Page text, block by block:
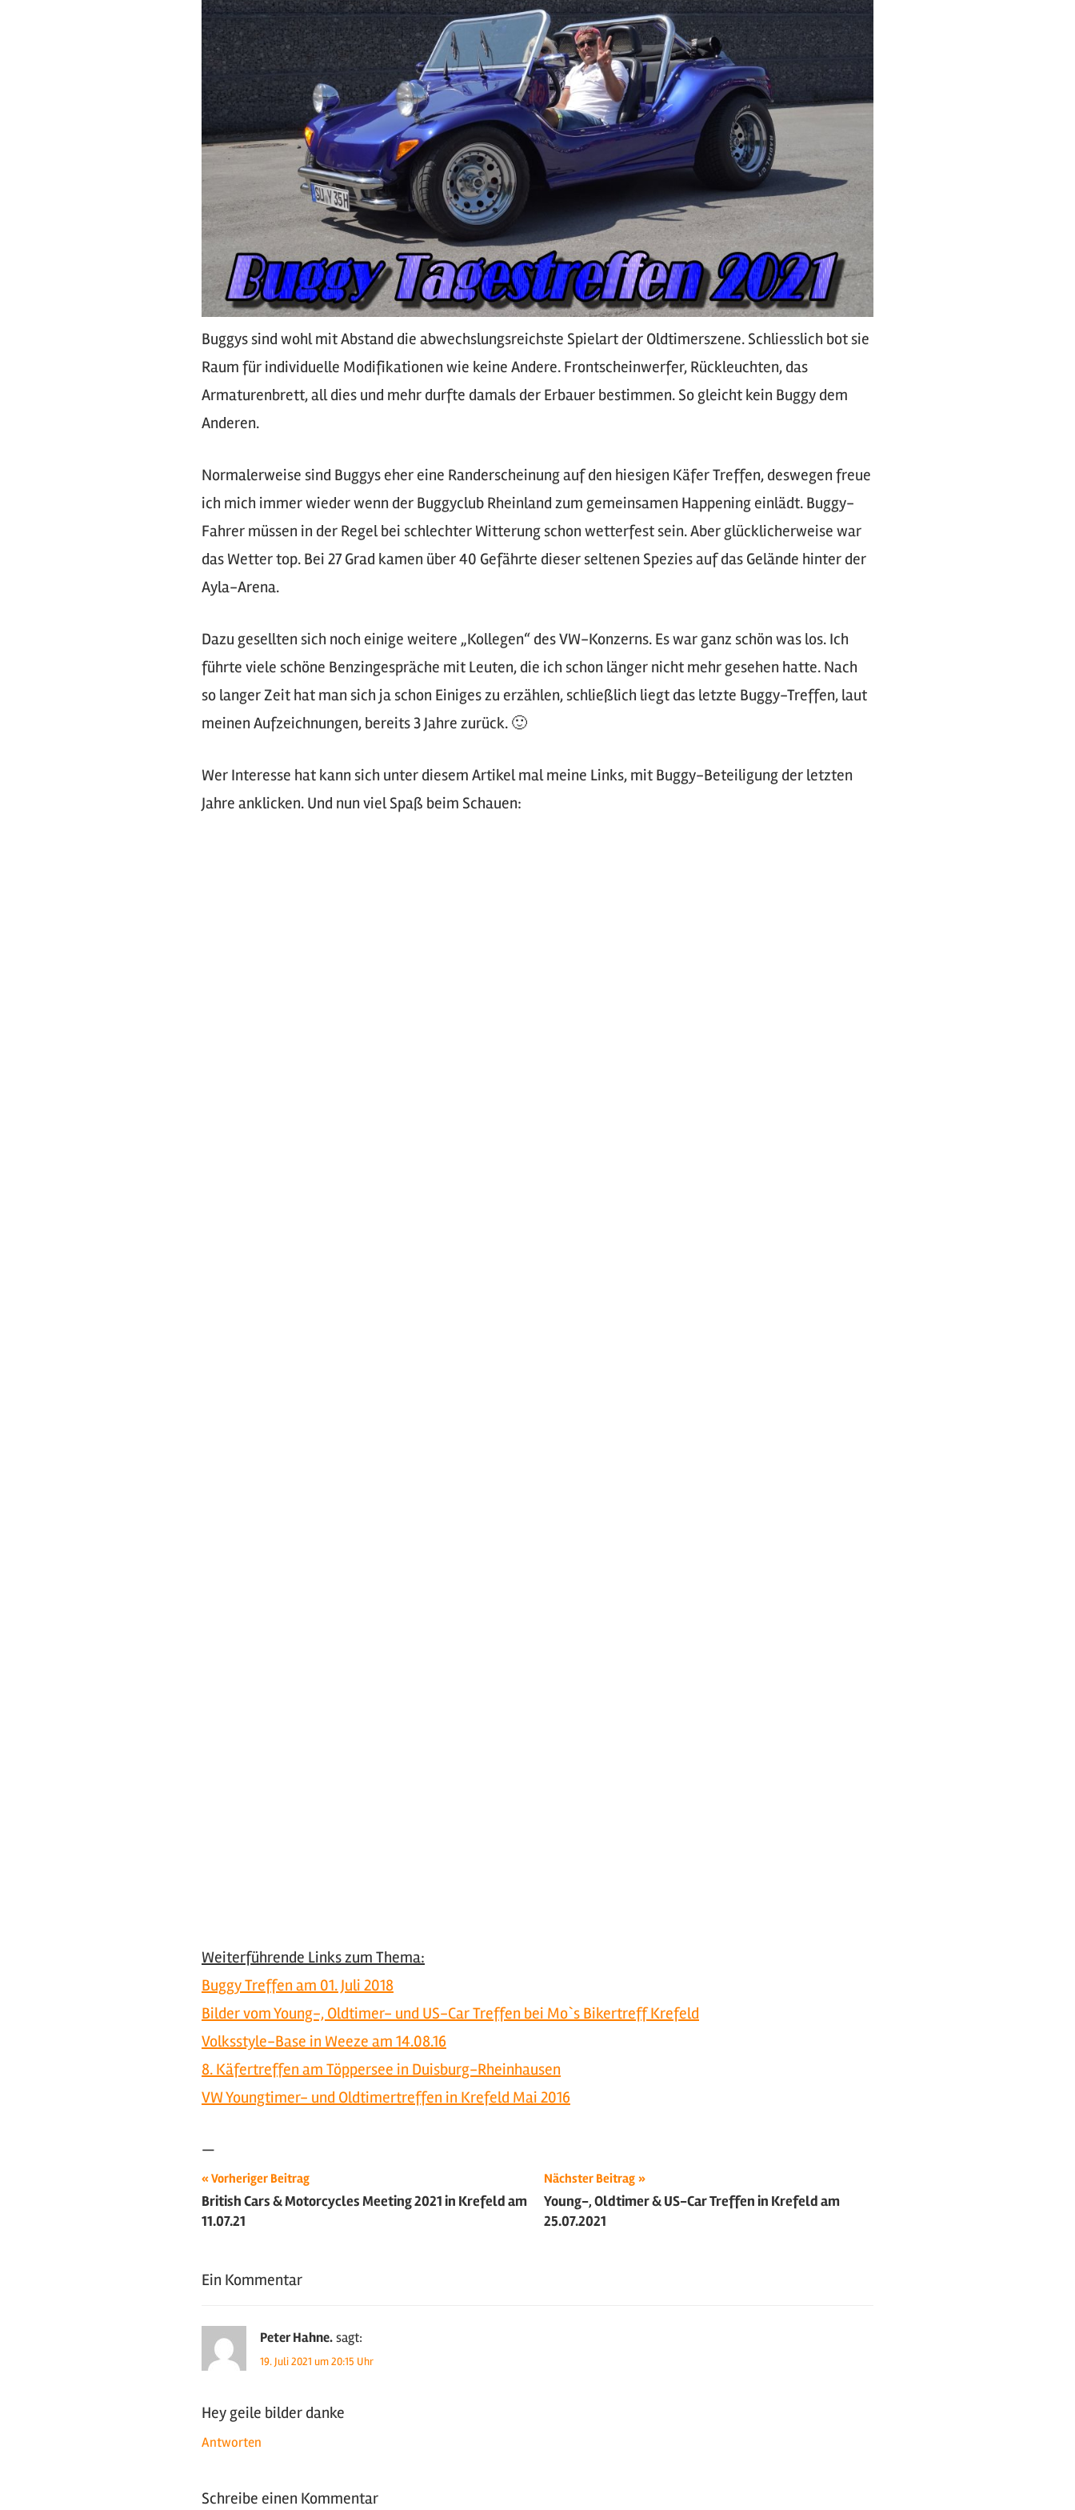
Buggys sind wohl mit Abstand die abwechslungsreichste Spielart der Oldtimerszene. Schliesslich bot sie
Raum für individuelle Modifikationen wie keine Andere. Frontscheinwerfer, Rückleuchten, das
Armaturenbrett, all dies und mehr durfte damals der Erbauer bestimmen. So gleicht kein Buggy dem
Anderen.
Normalerweise sind Buggys eher eine Randerscheinung auf den hiesigen Käfer Treffen, deswegen freue
ich mich immer wieder wenn der Buggyclub Rheinland zum gemeinsamen Happening einlädt. Buggy-
Fahrer müssen in der Regel bei schlechter Witterung schon wetterfest sein. Aber glücklicherweise war
das Wetter top. Bei 27 Grad kamen über 40 Gefährte dieser seltenen Spezies auf das Gelände hinter der
Ayla-Arena.
Dazu gesellten sich noch einige weitere „Kollegen“ des VW-Konzerns. Es war ganz schön was los. Ich
führte viele schöne Benzingespräche mit Leuten, die ich schon länger nicht mehr gesehen hatte. Nach
so langer Zeit hat man sich ja schon Einiges zu erzählen, schließlich liegt das letzte Buggy-Treffen, laut
meinen Aufzeichnungen, bereits 3 Jahre zurück. 🙂
Wer Interesse hat kann sich unter diesem Artikel mal meine Links, mit Buggy-Beteiligung der letzten
Jahre anklicken. Und nun viel Spaß beim Schauen:
Weiterführende Links zum Thema:
Buggy Treffen am 01. Juli 2018
Bilder vom Young-, Oldtimer- und US-Car Treffen bei Mo`s Bikertreff Krefeld
Volksstyle-Base in Weeze am 14.08.16
8. Käfertreffen am Töppersee in Duisburg-Rheinhausen
VW Youngtimer- und Oldtimertreffen in Krefeld Mai 2016
—
Schlagwörter:
2021,
Luftgekühlt
Tuning,
,
Youngtimer
Beitragsnavigation
Vorheriger Beitrag
British Cars & Motorcycles Meeting 2021 in Krefeld am
11.07.21
Nächster Beitrag
Young-, Oldtimer & US-Car Treffen in Krefeld am
25.07.2021
Ein Kommentar
Peter Hahne.sagt:
19. Juli 2021 um 20:15 Uhr
Hey geile bilder danke
Antworten
Schreibe einen Kommentar